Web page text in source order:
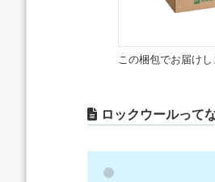
この梱包でお届けし
ロックウールって